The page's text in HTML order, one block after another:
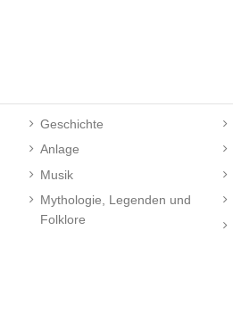
Geschichte
Anlage
Musik
Mythologie, Legenden und
Folklore